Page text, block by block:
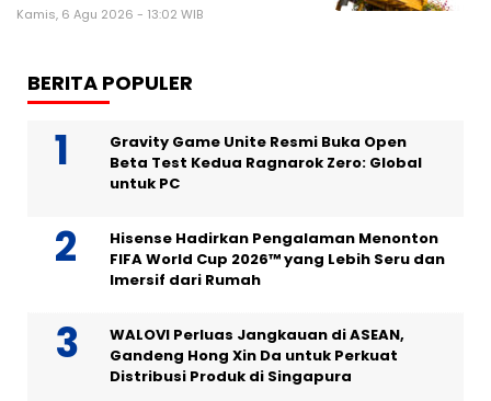
Kamis, 6 Agu 2026 - 13:02 WIB
BERITA POPULER
Gravity Game Unite Resmi Buka Open
Beta Test Kedua Ragnarok Zero: Global
untuk PC
Hisense Hadirkan Pengalaman Menonton
FIFA World Cup 2026™ yang Lebih Seru dan
Imersif dari Rumah
WALOVI Perluas Jangkauan di ASEAN,
Gandeng Hong Xin Da untuk Perkuat
Distribusi Produk di Singapura